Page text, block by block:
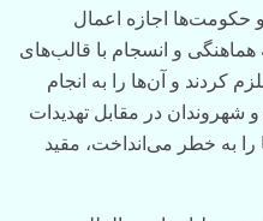
حکومت‌ها اجازه اعمال
هماهنگی و انسجام با قالب‌های
کردند و آن‌ها را به انجام
شهروندان در مقابل تهدیدات
به خطر می‌انداخت، مقید